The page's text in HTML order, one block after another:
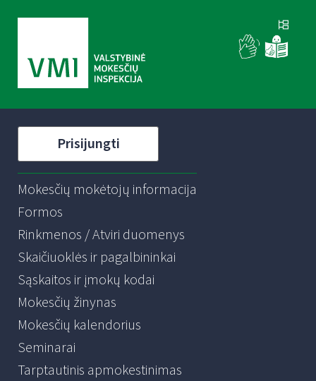
Prisijungti
Mokesčių mokėtojų informacija
Formos
Rinkmenos / Atviri duomenys
Skaičiuoklės ir pagalbininkai
Sąskaitos ir įmokų kodai
Mokesčių žinynas
Mokesčių kalendorius
Seminarai
Tarptautinis apmokestinimas